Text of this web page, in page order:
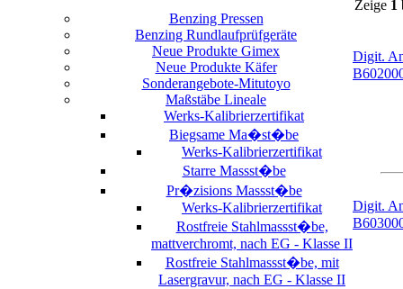
Benzing Pressen
Benzing Rundlaufprüfgeräte
Neue Produkte Gimex
Neue Produkte Käfer
Sonderangebote-Mitutoyo
Maßstäbe Lineale
Werks-Kalibrierzertifikat
Biegsame Ma�st�be
Werks-Kalibrierzertifikat
Starre Massst�be
Pr�zisions Massst�be
Werks-Kalibrierzertifikat
Rostfreie Stahlmassst�be,
mattverchromt, nach EG - Klasse II
Rostfreie Stahlmassst�be, mit
Lasergravur, nach EG - Klasse II
Zeige 1
Digit.
Digit.